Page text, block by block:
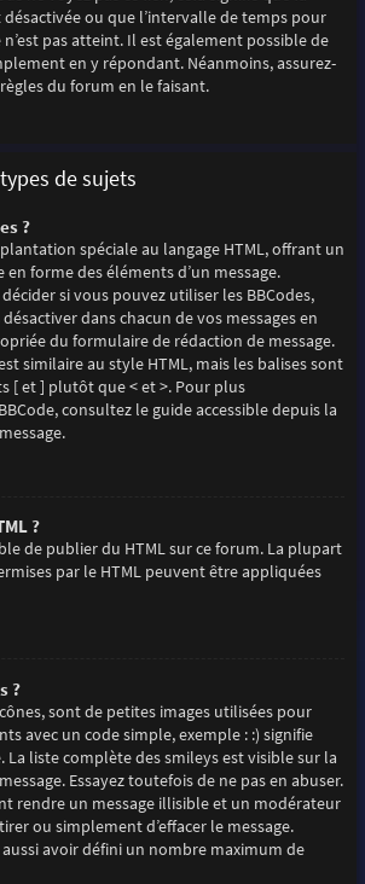
ou que l’intervalle de temps pour
pas atteint. Il est également possible de
en y répondant. Néanmoins, assurez-
du forum en le faisant.
de sujets
?
spéciale au langage HTML, offrant un
forme des éléments d’un message.
si vous pouvez utiliser les BBCodes,
dans chacun de vos messages en
du formulaire de rédaction de message.
similaire au style HTML, mais les balises sont
[ et ] plutôt que < et >. Pour plus
consultez le guide accessible depuis la
?
de publier du HTML sur ce forum. La plupart
par le HTML peuvent être appliquées
?
sont de petites images utilisées pour
avec un code simple, exemple : :) signifie
La liste complète des smileys est visible sur la
Essayez toutefois de ne pas en abuser.
rendre un message illisible et un modérateur
ou simplement d’effacer le message.
avoir défini un nombre maximum de